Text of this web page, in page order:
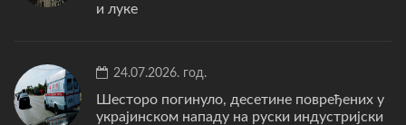
и луке
24.07.2026. год.
Шесторо погинуло, десетине повређених у
украјинском нападу на руски индустријски